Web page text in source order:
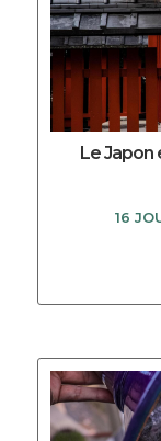
Le Japon
16
DECOUVRIR